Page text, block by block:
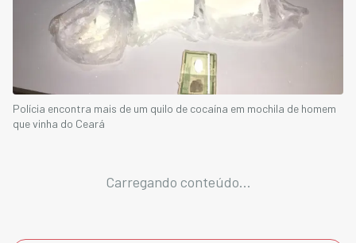
Polícia encontra mais de um quilo de cocaína em mochila de homem
que vinha do Ceará
Carregando conteúdo...